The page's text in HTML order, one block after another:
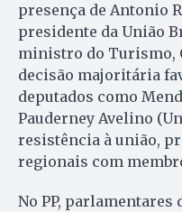
presença de Antonio
presidente da União
ministro do Turismo,
decisão majoritária
deputados como
Pauderney Avelino
resistência à união,
regionais com
No PP, parlamentares